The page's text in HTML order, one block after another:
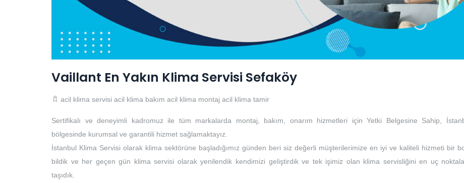
Vaillant En Yakın Klima Servisi Sefaköy
acil klima servisi acil klima bakım acil klima montaj acil klima tamir
Sertifikalı ve deneyimli kadromuz ile tüm markalarda montaj, bakım, onarım hizmetleri için Yetki Belgesine Sahip,
bölgesinde kurumsal ve garantili hizmet sağlamaktayız.
İstanbul Klima Servisi olarak klima sektörüne başladığımız günden beri siz değerli müşterilerimize en iyi ve kaliteli hizmeti bir
bildik ve her geçen gün klima servisi olarak yenilendik kendimizi geliştirdik ve tek işimiz olan klima servisliğini en uç
taşıdık.